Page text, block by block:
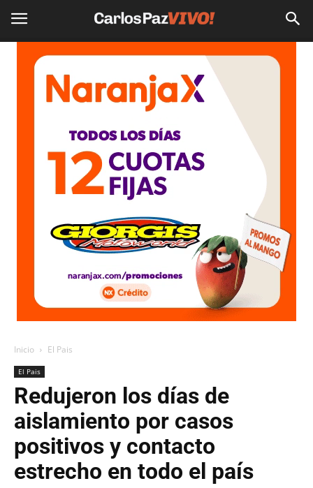
Inicio El Pais
El Pais
Redujeron los días de
aislamiento por casos
positivos y contacto
estrecho en todo el país